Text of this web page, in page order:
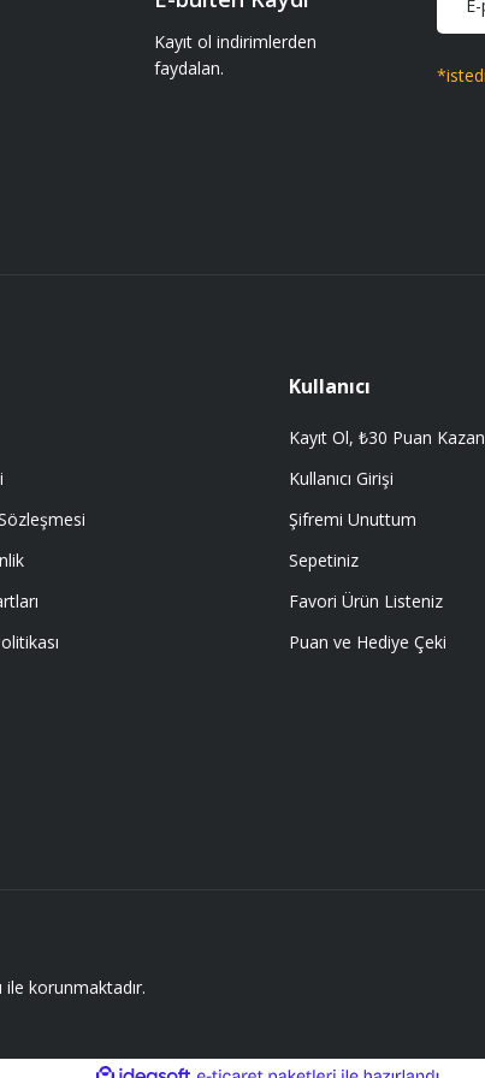
geliyor gönül rahatlığıyla
Kayıt ol indirimlerden
faydalan.
Kullanıcı
Kayıt Ol, ₺30 Puan Kazan
Kullanıcı Girişi
Şifremi Unuttum
Sepetiniz
Favori Ürün Listeniz
Puan ve Hediye Çeki
ile korunmaktadır.